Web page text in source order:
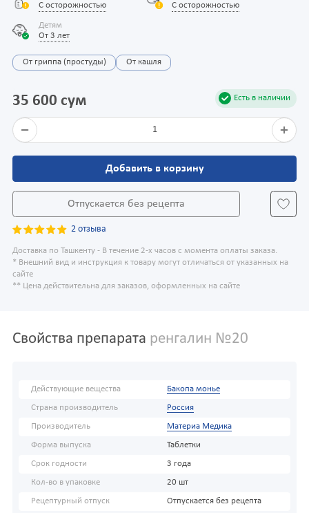
С осторожностью
С осторожностью
Детям
От 3 лет
От гриппа (простуды) От кашля
Есть в наличии
35 600 сум
1
Добавить в корзину
Отпускается без рецепта
2 отзыва
Доставка по Ташкенту - В течение 2-х часов с момента оплаты заказа.
* Внешний вид и инструкция к товару могут отличаться от указанных на
сайте
** Цена действительна для заказов, оформленных на сайте
Свойства препарата ренгалин №20
Действующие вещества Бакопа монье
Страна производитель Россия
Производитель Материа Медика
Форма выпуска Таблетки
Срок годности 3 года
Кол-во в упаковке 20 шт
Рецептурный отпуск Отпускается без рецепта